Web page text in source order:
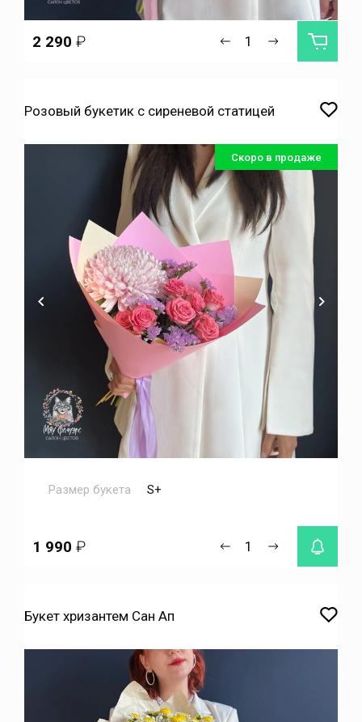
2 290 ₽
Скоро в продаже
Розовый букетик с сиреневой статицей
Размер букета S+
1 990 ₽
Букет хризантем Сан Ап